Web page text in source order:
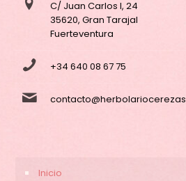
C/ Juan Carlos I, 24
35620, Gran Tarajal
Fuerteventura
+34 640 08 67 75
Inicio